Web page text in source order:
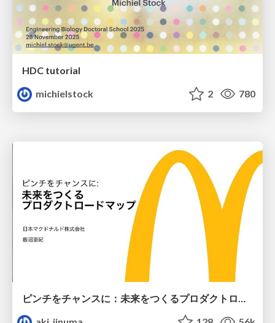
HDC tutorial
michielstock
2 780
ピンチをチャンスに：未来をつくるプロダクトロードマップ #pmconf2020